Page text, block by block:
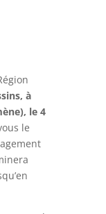
à
le 4
le